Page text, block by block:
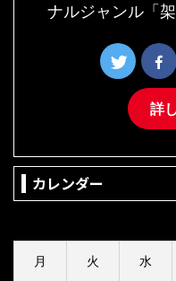
ナルジャンル「
詳
カレンダー
月 火 水